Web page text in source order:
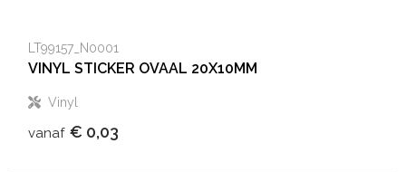
LT99157_N0001
VINYL STICKER OVAAL 20X10MM
Vinyl
vanaf € 0,03